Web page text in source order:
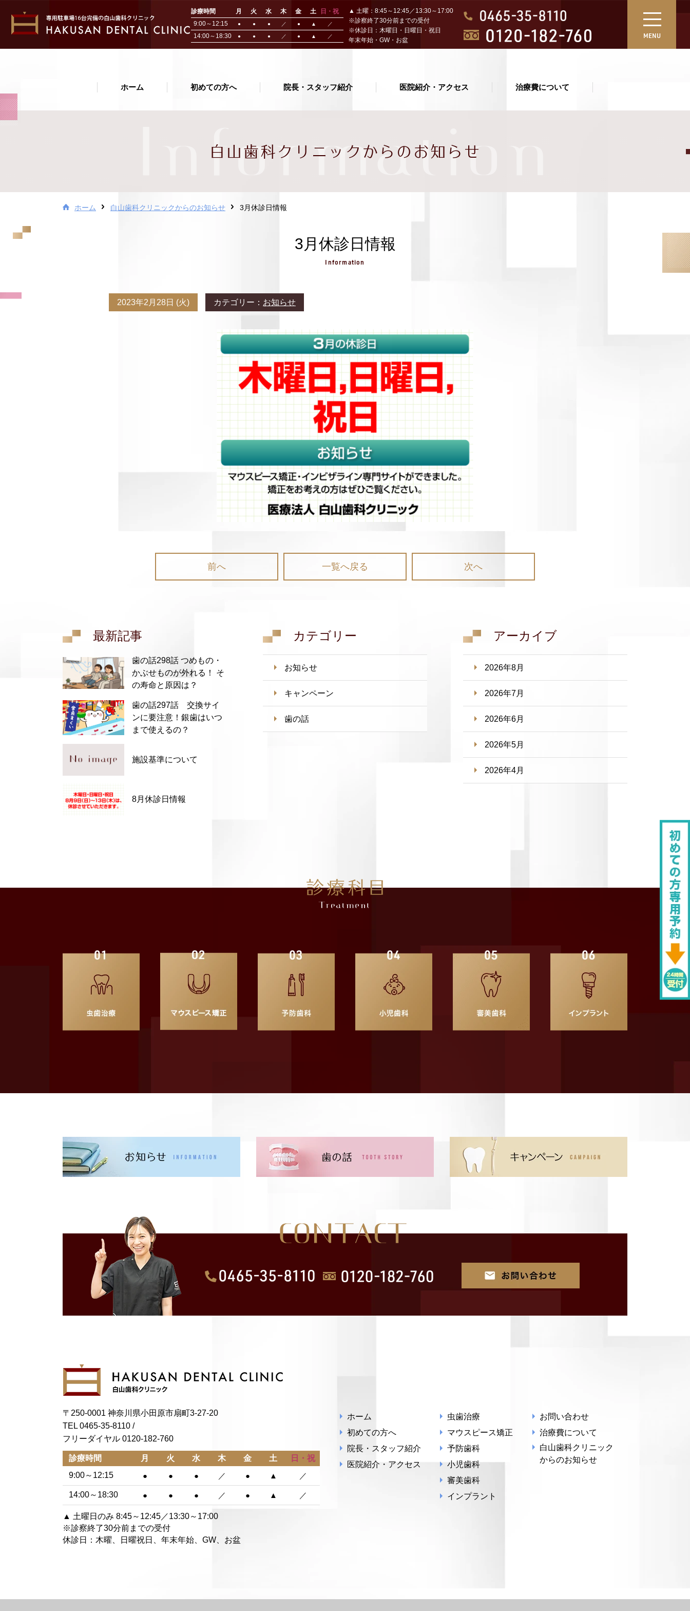
診療時間 月 火 水 木 金 土
日・祝
9:00～12:15
● ● ● ／ ● ▲ ／
14:00～18:30 ● ● ● ／ ● ▲ ／
▲ 土曜：8:45～12:45／13:30～17:00
※診察終了30分前までの受付
※休診日：木曜日・日曜日・祝日
年末年始・GW・お盆
MENU
ホーム 初めての方へ 院長・スタッフ紹介 医院紹介・アクセス 治療費について
医院紹介・アクセス
治療費について
白山歯科クリニック からのお知らせ
Information
ホーム 白山歯科クリニックからのお知らせ 3月休診日情報
3月休診日情報
Information
2023年2月28日 (火) カテゴリー： お知らせ
前へ 一覧へ戻る 次へ
最新記事
歯の話298話 つめもの・
かぶせものが外れる！ そ
の寿命と原因は？
歯の話297話 交換サイ
ンに要注意！銀歯はいつ
まで使えるの？
施設基準について
8月休診日情報
カテゴリー
お知らせ
キャンペーン
歯の話
アーカイブ
2026年8月
2026年7月
2026年6月
2026年5月
2026年4月
〒250-0001 神奈川県小田原市扇町3-27-20
TEL 0465-35-8110 /
フリーダイヤル 0120-182-760
診療時間 月 火 水 木 金 土
日・祝
9:00～12:15
● ● ● ／ ● ▲ ／
14:00～18:30 ● ● ● ／ ● ▲ ／
▲ 土曜日のみ 8:45～12:45／13:30～17:00
※診察終了30分前までの受付
休診日：木曜、日曜祝日、年末年始、GW、お盆
ホーム
初めての方へ
院長・スタッフ紹介
医院紹介・アクセス
虫歯治療
マウスピース矯正
予防歯科
小児歯科
審美歯科
インプラント
お問い合わせ
治療費について
白山歯科クリニック
からのお知らせ